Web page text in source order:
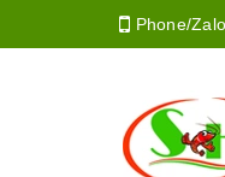
Phone/